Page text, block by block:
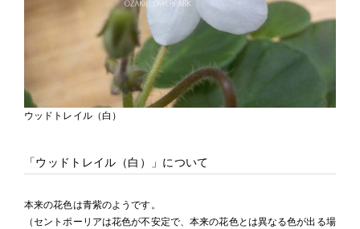
ウッドトレイル（白）
「ウッドトレイル（白）」について
本来の花色は青紫のようです。
（セントポーリアは花色が不安定で、本来の花色とは異なる色が出る場